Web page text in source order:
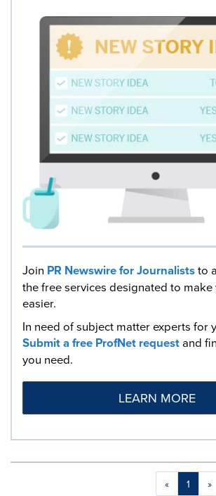
Join PR Newswire for Journaliststo
the free services designated to
easier.
In need of subject matter experts for
Submit a free ProfNet requestand
you need.
LEARN MORE
« 1 »